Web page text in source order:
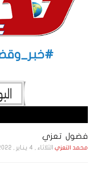
فضول تعزي
محمد التعزي الثلاثاء , 4 يـنـاير , 2022 الساعة 6:23:41 PM